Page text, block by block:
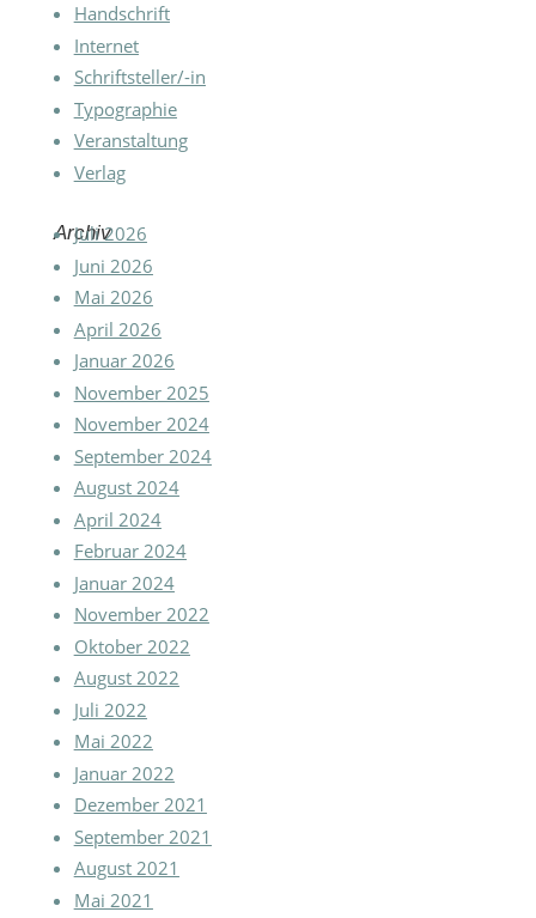
Handschrift
Internet
Schriftsteller/-in
Typographie
Veranstaltung
Verlag
Archiv
Juli 2026
Juni 2026
Mai 2026
April 2026
Januar 2026
November 2025
November 2024
September 2024
August 2024
April 2024
Februar 2024
Januar 2024
November 2022
Oktober 2022
August 2022
Juli 2022
Mai 2022
Januar 2022
Dezember 2021
September 2021
August 2021
Mai 2021